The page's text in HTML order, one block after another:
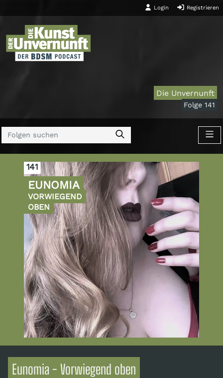
Login Registrieren
Die Unvernunft
Folge 141
141
EUNOMIA
VORWIEGEND
OBEN
Eunomia - Vorwiegend oben